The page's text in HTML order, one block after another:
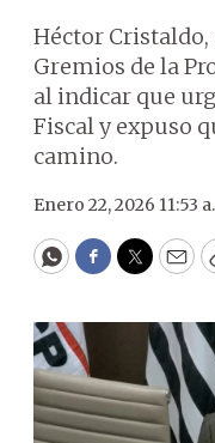
Héctor
Gremios de la
al indicar que
Fiscal y expuso
camino.
Enero 22, 2026 11:53
WhatsApp
Facebook
Twitter